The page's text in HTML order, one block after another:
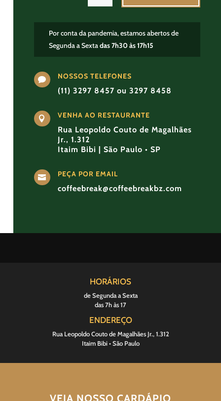
Por conta da pandemia, estamos abertos de
Segunda a Sextadas 7h30 às 17h15
 NOSSOS TELEFONES
(11) 3297 8457 ou 3297 8458
 VENHA AO RESTAURANTE
Rua Leopoldo Couto de Magalhães
Jr., 1.312
Itaim Bibi | São Paulo • SP
 PEÇA POR EMAIL
coffeebreak@coffeebreakbz.com
HORÁRIOS
de Segunda a Sexta
das 7h às 17
ENDEREÇO
Rua Leopoldo Couto de Magalhães Jr., 1.312
Itaim Bibi • São Paulo
VEJA NOSSO CARDÁPIO